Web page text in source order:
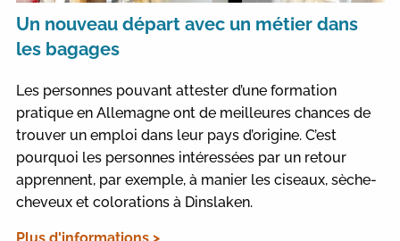
Un nouveau départ avec un métier dans
les bagages
Les personnes pouvant attester d’une formation
pratique en Allemagne ont de meilleures chances de
trouver un emploi dans leur pays d’origine. C’est
pourquoi les personnes intéressées par un retour
apprennent, par exemple, à manier les ciseaux, sèche-
cheveux et colorations à Dinslaken.